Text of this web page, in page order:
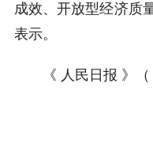
成效、开放型经济质
表示。
《 人民日报 》（